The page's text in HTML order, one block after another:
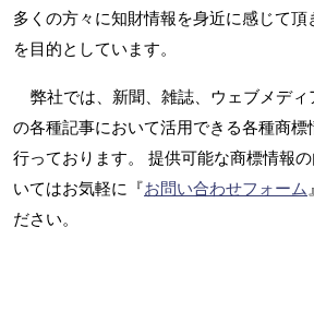
多くの方々に知財情報を身近に感じて頂
を目的としています。
弊社では、新聞、雑誌、ウェブメデ
の各種記事において活用できる各種商標
行っております。 提供可能な商標情報
いてはお気軽に『お問い合わせフォーム
ださい。